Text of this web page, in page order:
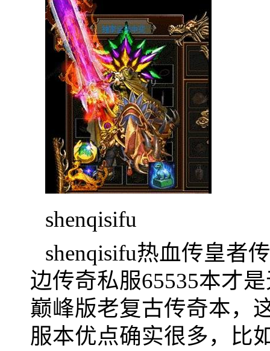
shenqisifu
shenqisifu热血传皇者
边传奇私服65535本才
巅峰版老复古传奇本，
服本优点确实很多，比